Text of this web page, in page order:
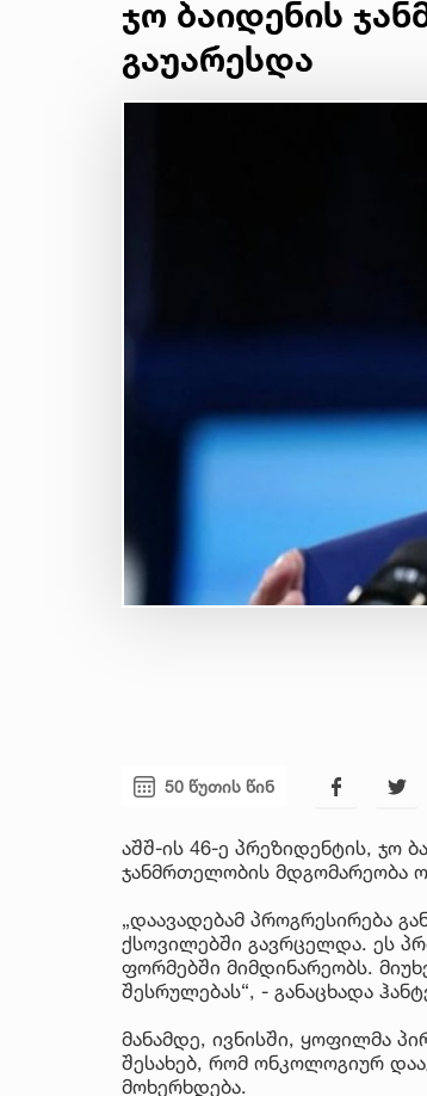
ჯო ბაიდენის
გაუარესდა
50 წუთის წინ
აშშ-ის 46-ე პრეზიდენტის, ჯო
ჯანმრთელობის მდგომარეობა
„დაავადებამ პროგრესირება
ქსოვილებში გავრცელდა. ეს
ფორმებში მიმდინარეობს.
შესრულებას“, - განაცხადა
მანამდე, ივნისში, ყოფილმა
შესახებ, რომ ონკოლოგიურ
მოხერხდება.